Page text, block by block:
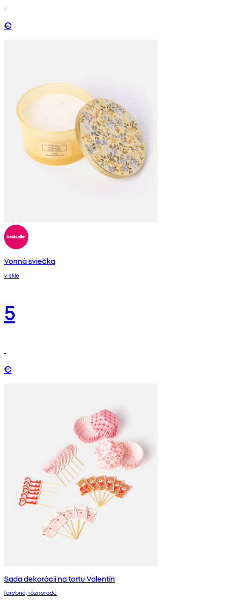
€
Vonná sviečka
v skle
5
€
Sada dekorácií na tortu Valentín
farebné, rôznorodé